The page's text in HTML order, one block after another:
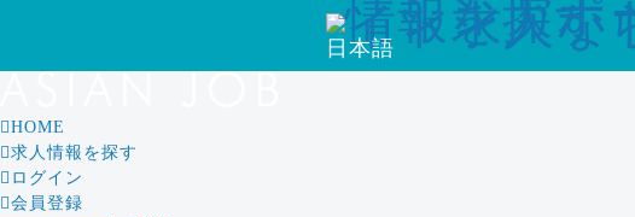
日本語
HOME
求人情報を探す
ログイン
会員登録